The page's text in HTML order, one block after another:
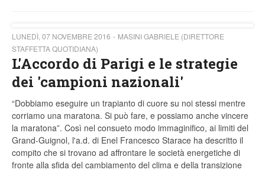
LUNEDÌ, 07 NOVEMBRE 2016
MASINI GABRIELE (DIRETTORE
STAFFETTA QUOTIDIANA)
L'Accordo di Parigi e le strategie
dei 'campioni nazionali'
“Dobbiamo eseguire un trapianto di cuore su noi stessi mentre
corriamo una maratona. Si può fare, e possiamo anche vincere
la maratona”. Così nel consueto modo immaginifico, ai limiti del
Grand-Guignol, l'a.d. di Enel Francesco Starace ha descritto il
compito che si trovano ad affrontare le società energetiche di
fronte alla sfida del cambiamento del clima e della transizione